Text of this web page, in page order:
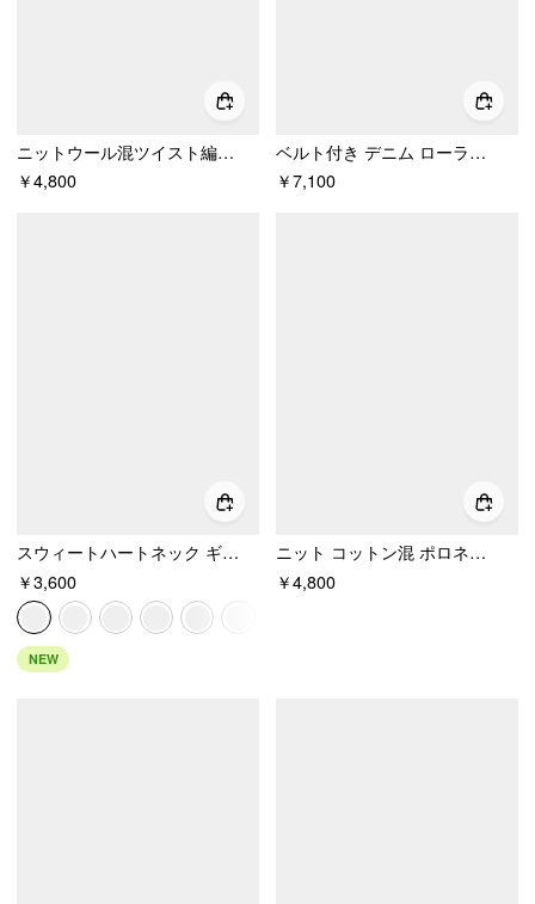
ニットウール混ツイスト編みのノットデザイン・半袖トップス
￥4,800
ベルト付き デニム ローライズ ウォッシュ ラップ ワイドレッグ ジーンズ
￥7,100
スウィートハートネック ギャザーデザイン モーダル 3/4ロングスリーブTシャツ
￥3,600
NEW
ニット コットン混 ポロネック 半袖 カットアウト トップス
￥4,800